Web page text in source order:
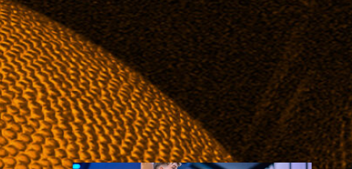
Dolenc on rakentanut pitkän
ammattilaisuran Suomen lisäksi
Ranskassa, Itävallassa,
Liettuassa, Romaniassa,
Bosniassa ja viimeksi Islannissa.